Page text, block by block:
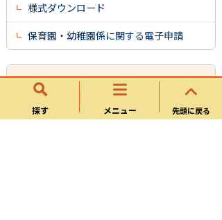
探す メニュー 先頭に戻る
様式ダウンロード
保育園・幼稚園係に関する電子申請
幼稚園・保育園・保育サービ
ス